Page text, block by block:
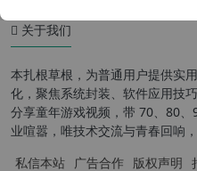
关于我们
本扎根草根，为普通用户提供实
化，聚焦系统封装、软件应用技
分享童年游戏视频，带 70、80
业喧嚣，唯技术交流与青春回响
私信本站 广告合作 版权声明